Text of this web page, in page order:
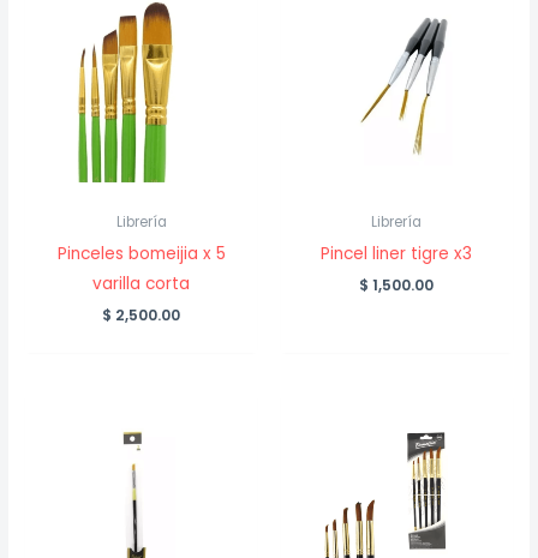
Librería
Pinceles bomeijia x 5
varilla corta
$ 2,500.00
Librería
Pincel liner tigre x3
$ 1,500.00